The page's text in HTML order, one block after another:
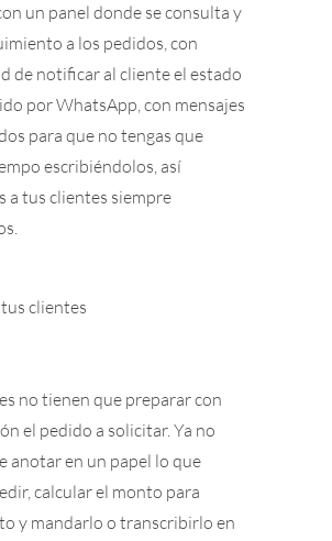
un panel donde se consulta y
a los pedidos, con
de notificar al cliente el estado
por WhatsApp, con mensajes
para que no tengas que
escribiéndolos, así
a tus clientes siempre
clientes
no tienen que preparar con
el pedido a solicitar. Ya no
anotar en un papel lo que
calcular el monto para
y mandarlo o transcribirlo en